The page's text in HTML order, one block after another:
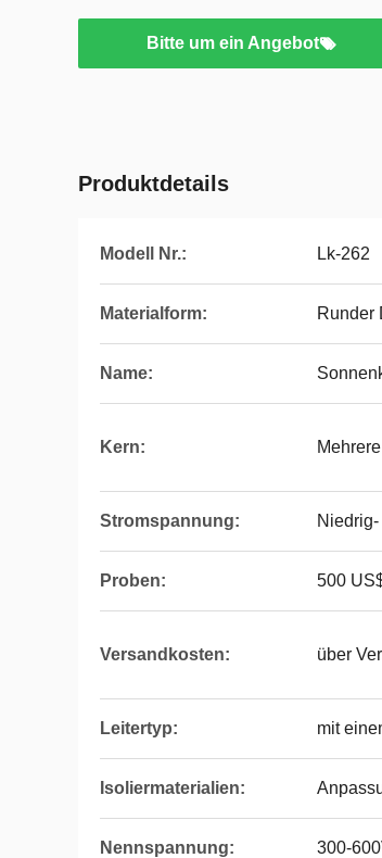
Bitte um ein Angebot
Produktdetails
Modell Nr.: Lk-262
Materialform: Runder
Name:
Kern: Mehrere
Stromspannung:
Proben: 500
Versandkosten: über
Leitertyp: mit
Isoliermaterialien:
Nennspannung: 300-